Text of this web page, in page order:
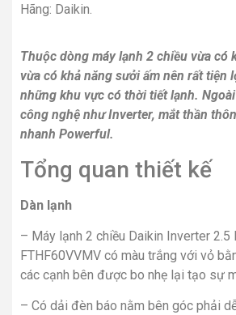
Hãng: Daikin.
Thuộc dòng máy lạnh 2 chiều vừa có
vừa có khả năng sưởi ấm nên rất tiện
những khu vực có thời tiết lạnh.
công nghệ như Inverter, mắt thần
nhanh Powerful.
Tổng quan thiết
Dàn lạnh
– Máy lạnh 2 chiều Daikin Inverter 2.5
FTHF60VVMV có màu trắng với vỏ
các cạnh bên được bo nhẹ lại tạo sự
– Có dải đèn báo nằm bên góc phải